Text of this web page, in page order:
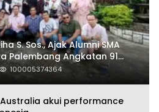
S. Sos., Ajak Alumni SMA
Palembang Angkatan 91
100005374364
akui performance